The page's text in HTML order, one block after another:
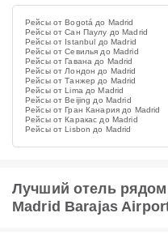
Рейсы от Bogotá до Madrid
Рейсы от Сан Паулу до Madrid
Рейсы от Istanbul до Madrid
Рейсы от Севилья до Madrid
Рейсы от Гавана до Madrid
Рейсы от Лондон до Madrid
Рейсы от Танжер до Madrid
Рейсы от Lima до Madrid
Рейсы от Beijing до Madrid
Рейсы от Гран Канария до Madrid
Рейсы от Каракас до Madrid
Рейсы от Lisbon до Madrid
Лучший отель
Madrid Barajas